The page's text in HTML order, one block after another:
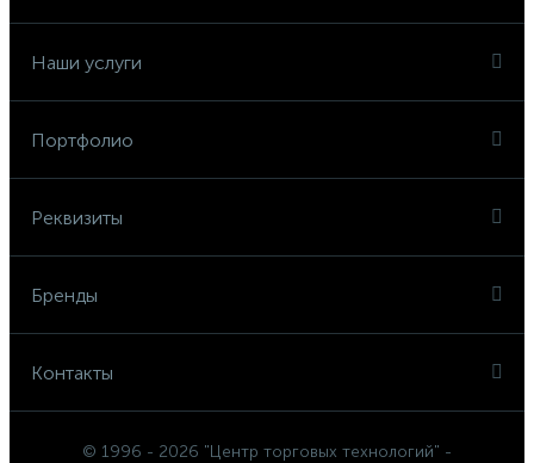
Наши услуги
Портфолио
Реквизиты
Бренды
Контакты
© 1996 - 2026 "Центр торговых технологий" -